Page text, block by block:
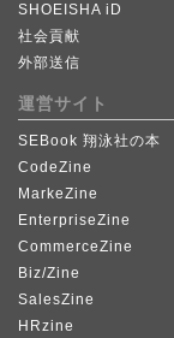
SHOEISHA iD
社会貢献
外部送信
運営サイト
SEBook 翔泳社の本
CodeZine
MarkeZine
EnterpriseZine
CommerceZine
Biz/Zine
SalesZine
HRzine